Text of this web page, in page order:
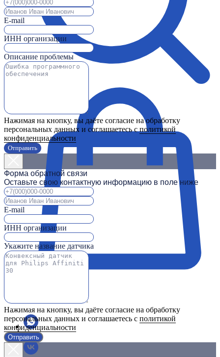
E-mail
ИНН организации
Описание проблемы
Нажимая на кнопку, вы даёте согласие на обработку
персональных данных и соглашаетесь сполитикой
конфиденциальности
Отправить
Форма обратной связи
Оставьте свою контактную информацию в поле ниже
E-mail
ИНН организации
Укажите название датчика
Нажимая на кнопку, вы даёте согласие на обработку
персональных данных и соглашаетесь с политикой
конфиденциальности
Отправить